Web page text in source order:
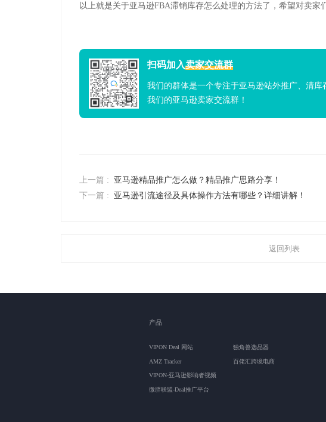
以上就是关于亚马逊FBA滞销库存怎么处理的方法了，希望对卖家
扫码加入卖家交流群
我们的群体是一个专注于亚马逊站外推广、清
我们的亚马逊卖家交流群！
上一篇 :
亚马逊精品推广怎么做？精品推广思路分享！
下一篇 :
亚马逊引流途径及具体操作方法有哪些？详细讲解！
返回列表
产品
VIPON Deal 网站
AMZ Tracker
VIPON-亚马逊影响者视频
微胖联盟-Deal推广平台
独角兽选品器
百佬汇跨境电商